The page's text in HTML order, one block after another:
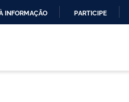
INFORMAÇÃO PARTICIPE